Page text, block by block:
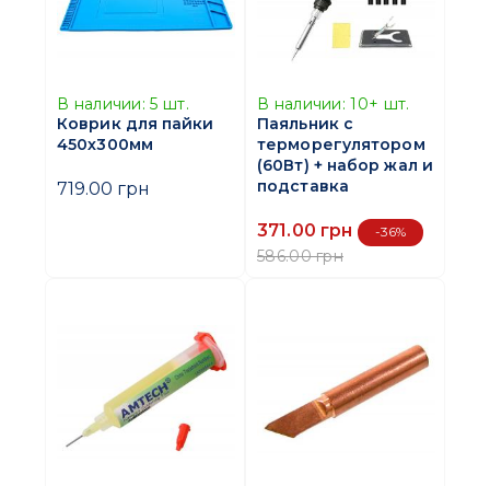
В наличии: 5 шт.
Коврик для пайки
450х300мм
719.00 грн
В наличии: 10+ шт.
Паяльник с
терморегулятором
(60Вт) + набор жал и
подставка
371.00 грн -36%
586.00 грн